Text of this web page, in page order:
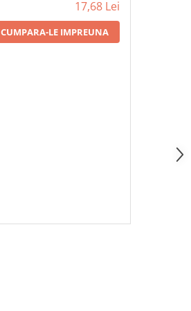
17,68 Lei
CUMPARA-LE IMPREUNA